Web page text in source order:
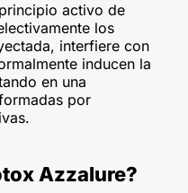
activo de
los
interfiere con
inducen la
en una
por
Azzalure?